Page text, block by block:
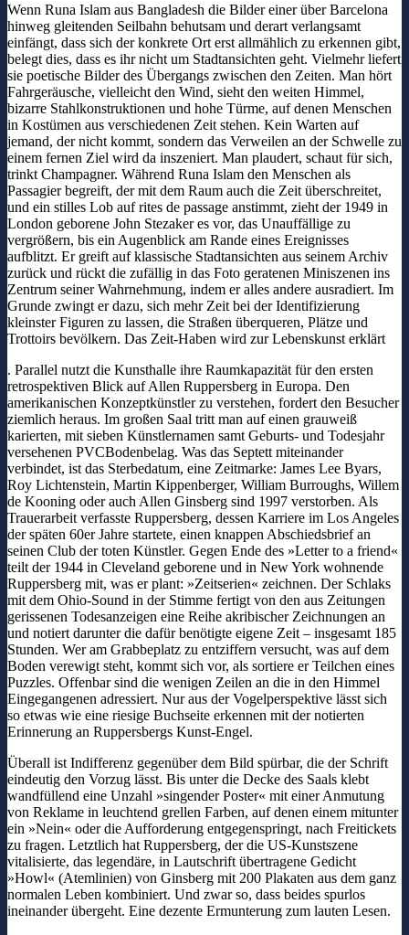
Wenn Runa Islam aus Bangladesh die Bilder einer über Barcelona
hinweg gleitenden Seilbahn behutsam und derart verlangsamt
einfängt, dass sich der konkrete Ort erst allmählich zu erkennen gibt,
belegt dies, dass es ihr nicht um Stadtansichten geht. Vielmehr liefert
sie poetische Bilder des Übergangs zwischen den Zeiten. Man hört
Fahrgeräusche, vielleicht den Wind, sieht den weiten Himmel,
bizarre Stahlkonstruktionen und hohe Türme, auf denen Menschen
in Kostümen aus verschiedenen Zeit stehen. Kein Warten auf
jemand, der nicht kommt, sondern das Verweilen an der Schwelle zu
einem fernen Ziel wird da inszeniert. Man plaudert, schaut für sich,
trinkt Champagner. Während Runa Islam den Menschen als
Passagier begreift, der mit dem Raum auch die Zeit überschreitet,
und ein stilles Lob auf rites de passage anstimmt, zieht der 1949 in
London geborene John Stezaker es vor, das Unauffällige zu
vergrößern, bis ein Augenblick am Rande eines Ereignisses
aufblitzt. Er greift auf klassische Stadtansichten aus seinem Archiv
zurück und rückt die zufällig in das Foto geratenen Miniszenen ins
Zentrum seiner Wahrnehmung, indem er alles andere ausradiert. Im
Grunde zwingt er dazu, sich mehr Zeit bei der Identifizierung
kleinster Figuren zu lassen, die Straßen überqueren, Plätze und
Trottoirs bevölkern. Das Zeit-Haben wird zur Lebenskunst erklärt
. Parallel nutzt die Kunsthalle ihre Raumkapazität für den ersten
retrospektiven Blick auf Allen Ruppersberg in Europa. Den
amerikanischen Konzeptkünstler zu verstehen, fordert den Besucher
ziemlich heraus. Im großen Saal tritt man auf einen grauweiß
karierten, mit sieben Künstlernamen samt Geburts- und Todesjahr
versehenen PVCBodenbelag. Was das Septett miteinander
verbindet, ist das Sterbedatum, eine Zeitmarke: James Lee Byars,
Roy Lichtenstein, Martin Kippenberger, William Burroughs, Willem
de Kooning oder auch Allen Ginsberg sind 1997 verstorben. Als
Trauerarbeit verfasste Ruppersberg, dessen Karriere im Los Angeles
der späten 60er Jahre startete, einen knappen Abschiedsbrief an
seinen Club der toten Künstler. Gegen Ende des »Letter to a friend«
teilt der 1944 in Cleveland geborene und in New York wohnende
Ruppersberg mit, was er plant: »Zeitserien« zeichnen. Der Schlaks
mit dem Ohio-Sound in der Stimme fertigt von den aus Zeitungen
gerissenen Todesanzeigen eine Reihe akribischer Zeichnungen an
und notiert darunter die dafür benötigte eigene Zeit – insgesamt 185
Stunden. Wer am Grabbeplatz zu entziffern versucht, was auf dem
Boden verewigt steht, kommt sich vor, als sortiere er Teilchen eines
Puzzles. Offenbar sind die wenigen Zeilen an die in den Himmel
Eingegangenen adressiert. Nur aus der Vogelperspektive lässt sich
so etwas wie eine riesige Buchseite erkennen mit der notierten
Erinnerung an Ruppersbergs Kunst-Engel.
Überall ist Indifferenz gegenüber dem Bild spürbar, die der Schrift
eindeutig den Vorzug lässt. Bis unter die Decke des Saals klebt
wandfüllend eine Unzahl »singender Poster« mit einer Anmutung
von Reklame in leuchtend grellen Farben, auf denen einem mitunter
ein »Nein« oder die Aufforderung entgegenspringt, nach Freitickets
zu fragen. Letztlich hat Ruppersberg, der die US-Kunstszene
vitalisierte, das legendäre, in Lautschrift übertragene Gedicht
»Howl« (Atemlinien) von Ginsberg mit 200 Plakaten aus dem ganz
normalen Leben kombiniert. Und zwar so, dass beides spurlos
ineinander übergeht. Eine dezente Ermunterung zum lauten Lesen.